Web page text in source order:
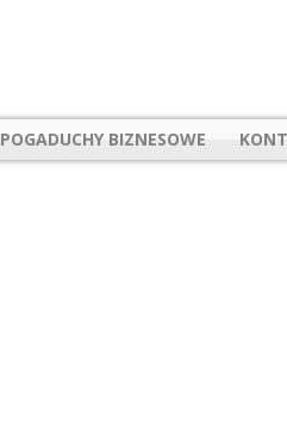
POGADUCHY BIZNESOWE